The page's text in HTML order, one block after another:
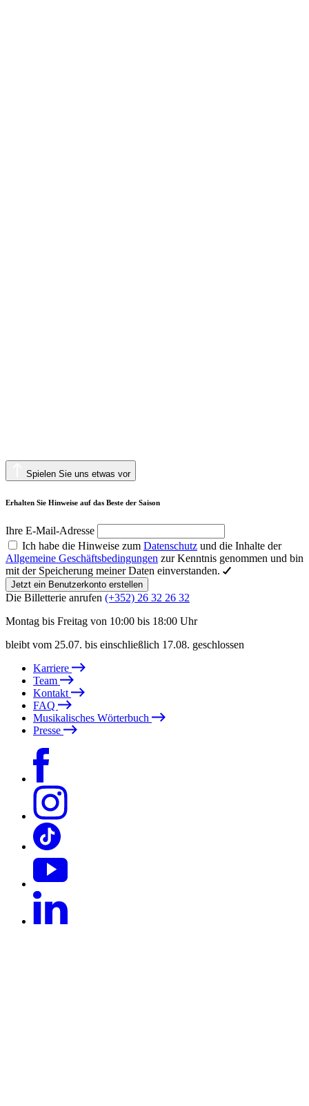
Spielen Sie uns etwas vor
Erhalten Sie Hinweise auf das Beste der Saison
Ihre E-Mail-Adresse
Ich habe die Hinweise zum Datenschutz und die Inhalte der
Allgemeine Geschäftsbedingungen zur Kenntnis genommen und bin
mit der Speicherung meiner Daten einverstanden.
Jetzt ein Benutzerkonto erstellen
Die Billetterie anrufen (+352) 26 32 26 32
Montag bis Freitag von 10:00 bis 18:00 Uhr
bleibt vom 25.07. bis einschließlich 17.08. geschlossen
Karriere
Team
Kontakt
FAQ
Musikalisches Wörterbuch
Presse